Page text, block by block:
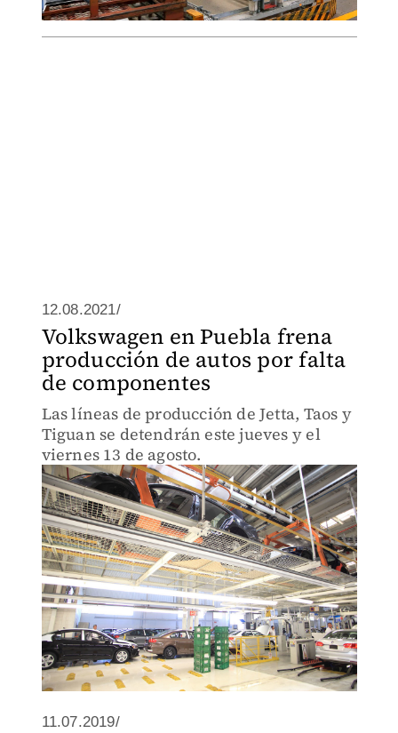
12.08.2021/
Volkswagen en Puebla frena
producción de autos por falta
de componentes
Las líneas de producción de Jetta, Taos y
Tiguan se detendrán este jueves y el
viernes 13 de agosto.
11.07.2019/